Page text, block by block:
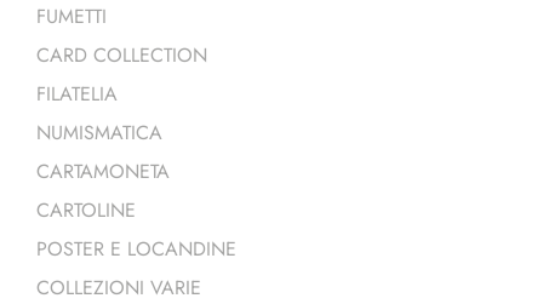
FUMETTI
CARD COLLECTION
FILATELIA
NUMISMATICA
CARTAMONETA
CARTOLINE
POSTER E LOCANDINE
COLLEZIONI VARIE